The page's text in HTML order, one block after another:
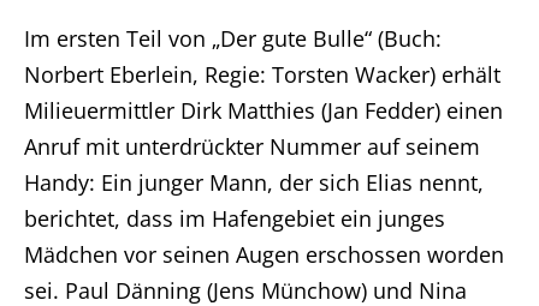
Im ersten Teil von „Der gute Bulle“ (Buch:
Norbert Eberlein, Regie: Torsten Wacker) erhält
Milieuermittler Dirk Matthies (Jan Fedder) einen
Anruf mit unterdrückter Nummer auf seinem
Handy: Ein junger Mann, der sich Elias nennt,
berichtet, dass im Hafengebiet ein junges
Mädchen vor seinen Augen erschossen worden
sei. Paul Dänning (Jens Münchow) und Nina